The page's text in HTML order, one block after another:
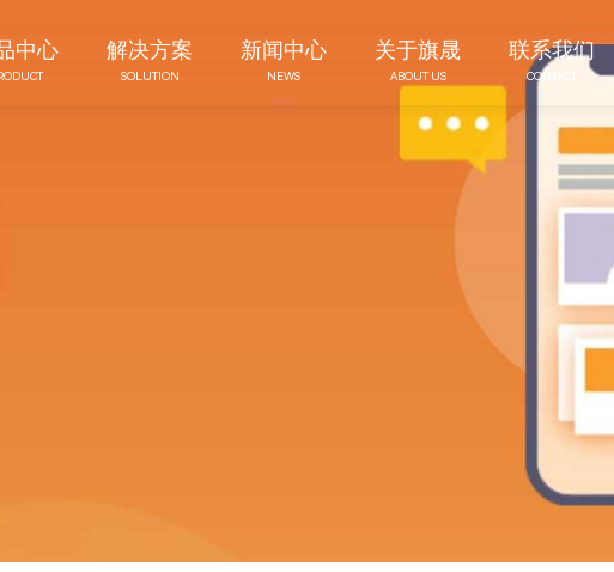
中心 解决方案
SOLUTION
新闻中心
NEWS
关于旗晟
ABOUT US
联系我们
CONTACT